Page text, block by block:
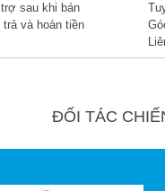
sau khi bán
và hoàn tiền
ĐỐI TÁC